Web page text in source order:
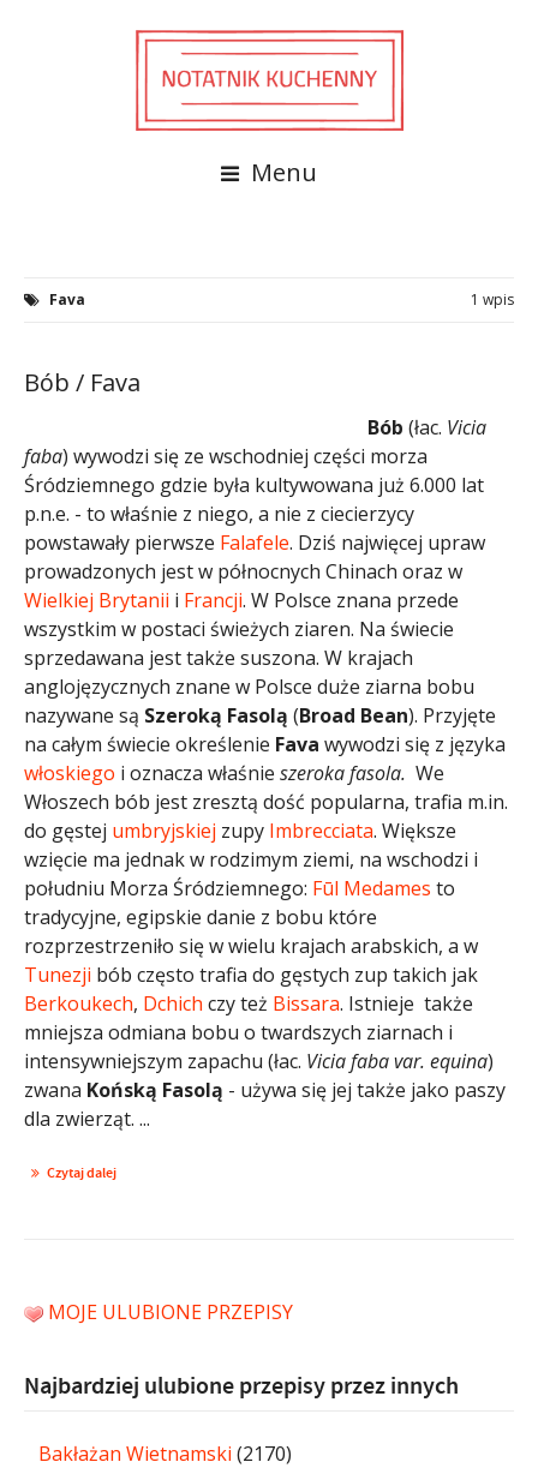
Menu
Fava 1 wpis
Bób / Fava
Bób (łac. Vicia
faba) wywodzi się ze wschodniej części morza
Śródziemnego gdzie była kultywowana już 6.000 lat
p.n.e. - to właśnie z niego, a nie z ciecierzycy
powstawały pierwsze Falafele. Dziś najwięcej upraw
prowadzonych jest w północnych Chinach oraz w
Wielkiej Brytanii i Francji. W Polsce znana przede
wszystkim w postaci świeżych ziaren. Na świecie
sprzedawana jest także suszona. W krajach
anglojęzycznych znane w Polsce duże ziarna bobu
nazywane są Szeroką Fasolą (Broad Bean). Przyjęte
na całym świecie określenie Fava wywodzi się z języka
włoskiego i oznacza właśnie szeroka fasola. We
Włoszech bób jest zresztą dość popularna, trafia m.in.
do gęstej umbryjskiej zupy Imbrecciata. Większe
wzięcie ma jednak w rodzimym ziemi, na wschodzi i
południu Morza Śródziemnego: Fūl Medames to
tradycyjne, egipskie danie z bobu które
rozprzestrzeniło się w wielu krajach arabskich, a w
Tunezji bób często trafia do gęstych zup takich jak
Berkoukech, Dchich czy też Bissara. Istnieje także
mniejsza odmiana bobu o twardszych ziarnach i
intensywniejszym zapachu (łac. Vicia faba var. equina)
zwana Końską Fasolą - używa się jej także jako paszy
dla zwierząt. ...
Czytaj dalej
MOJE ULUBIONE PRZEPISY
Najbardziej ulubione przepisy przez innych
Bakłażan Wietnamski (2170)